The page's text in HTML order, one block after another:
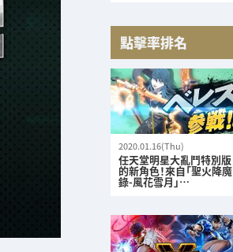
點擊率排名
2020.01.16(Thu)
任天堂明星大亂鬥特別版
的新角色！來自「聖火降魔
錄-風花雪月」…